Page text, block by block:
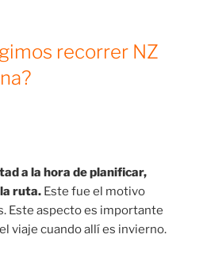
recorrer NZ
a la hora de planificar,
ruta. Este fue el motivo
Este aspecto es importante
viaje cuando allí es invierno.